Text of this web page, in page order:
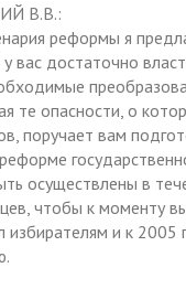
В.В.:
реформы я
вас достаточно
те опасности, о
поручает вам
осуществлены в
чтобы к моменту
избирателям и к 2005